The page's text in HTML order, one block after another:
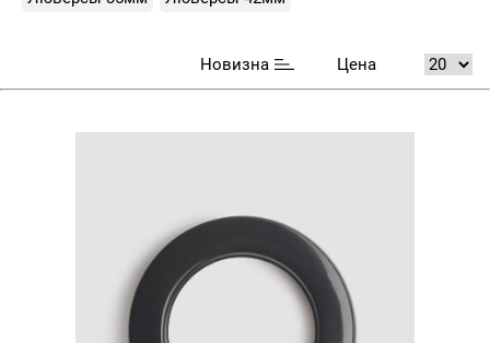
Новизна Цена